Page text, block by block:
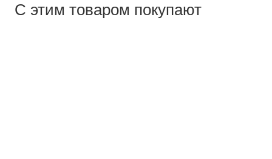
С этим товаром покупают